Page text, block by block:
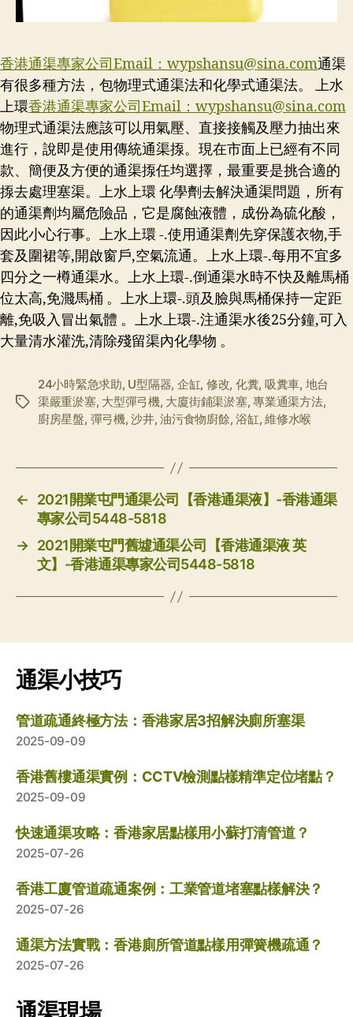
香港通渠專家公司Email： wypshansu@sina.com通渠
有很多種方法，包物理式通渠法和化學式通渠法。 上水
上環香港通渠專家公司Email： wypshansu@sina.com
物理式通渠法應該可以用氣壓、直接接觸及壓力抽出來
進行，說即是使用傳統通渠揼。現在市面上已經有不同
款、簡便及方便的通渠揼任均選擇，最重要是挑合適的
揼去處理塞渠。上水上環 化學劑去解決通渠問題，所有
的通渠劑均屬危險品，它是腐蝕液體，成份為硫化酸，
因此小心行事。上水上環 -.使用通渠劑先穿保護衣物,手
套及圍裙等,開啟窗戶,空氣流通。上水上環-.每用不宜多
四分之一樽通渠水。上水上環-.倒通渠水時不快及離馬桶
位太高,免濺馬桶 。上水上環-.頭及臉與馬桶保持一定距
離,免吸入冒出氣體 。上水上環-.注通渠水後25分鐘,可入
大量清水灌洗,清除殘留渠內化學物 。
标
24小時緊急求助, U型隔器, 企缸, 修改, 化糞, 吸糞車, 地台
渠嚴重淤塞, 大型彈弓機, 大廈街鋪渠淤塞,專業通渠方法,
廚房星盤, 彈弓機,沙井,油污食物廚餘,浴缸,維修水喉
←
2021開業屯門通渠公司【香港通渠液】-香港通渠
專家公司5448-5818
→ 2021開業屯門舊墟通渠公司【香港通渠液 英
文】-香港通渠專家公司5448-5818
通渠小技巧
管道疏通終極方法：香港家居3招解決廁所塞渠
2025-09-09
香港舊樓通渠實例：CCTV檢測點樣精準定位堵點？
2025-09-09
快速通渠攻略：香港家居點樣用小蘇打清管道？
2025-07-26
香港工廈管道疏通案例：工業管道堵塞點樣解決？
2025-07-26
通渠方法實戰：香港廁所管道點樣用彈簧機疏通？
2025-07-26